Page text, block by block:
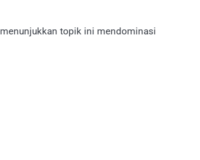
menunjukkan topik ini mendominasi